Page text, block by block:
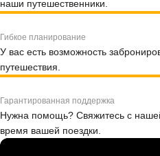
наши путешественники.
Гибкое планирование
У вас есть возможность
путешествия.
Гарантированная поддержка
Нужна помощь? Свяжитесь с
время вашей поездки.